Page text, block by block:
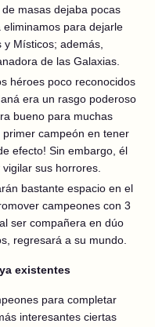
masas dejaba pocas
para dejarle
Místicos; además,
de las Galaxias.
héroes poco reconocidos
era un rasgo poderoso
bueno para muchas
primer campeón en tener
efecto! Sin embargo, él
sus horrores.
bastante espacio en el
campeones con 3
ser compañera en dúo
regresará a su mundo.
existentes
para completar
interesantes ciertas